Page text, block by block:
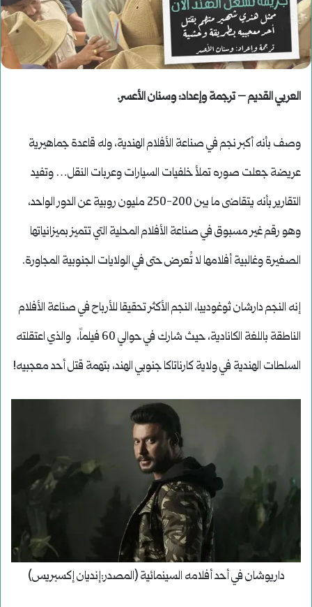
العربي القديم – ترجمة وإعداد: وسنان الأعسر.
وصف بأنه أكبر نجم في صناعة الأفلام الهندية، وله قاعدة جماهيرية
عريضة جعلت صوره تملأ خلفيات السيارات وعربات النقل… وتفيد
التقارير بأنه يتقاضى ما بين 200-250 مليون روبية عن الدور الواحد،
وهو رقم غير مسبوق في صناعة الأفلام المحلية التي تتميز بميزانياتها
الصغيرة وغالبية أفلامها لا تُعرض حتى في الولايات الجنوبية المجاورة.
إنه النجم دارشان ثوغوديبا، النجم الأكثر تحقيقا للأرباح في صناعة الأفلام
الناطقة باللغة الكانادية، حيث شارك في حوالي 60 فيلماً، والذي اعتقلته
السلطات الهندية في ولاية كارناتاكا جنوبي الهند، بتهمة قتل أحد معجبيه!
داريوشان في أحد أفلامه السينمائية (المصدر:إنديان إكسبريس)